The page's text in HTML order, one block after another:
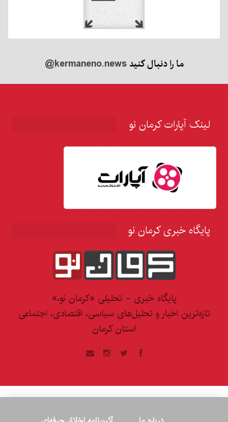
ما را دنبال کنید@kermaneno.news
لینک آپارات کرمان نو
پایگاه خبری کرمان نو
پایگاه خبری - تحلیلی «کرمان نو،»
تازه‌ترین اخبار و تحلیل‌های سیاسی، اقتصادی، اجتماعی
استان کرمان